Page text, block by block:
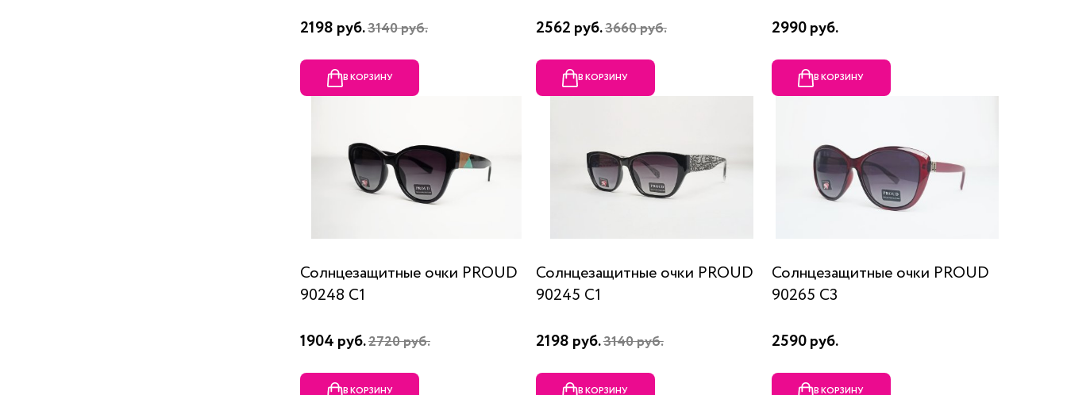
2198 руб.3140 руб.
В КОРЗИНУ
2562 руб.3660 руб.
В КОРЗИНУ
2990 руб.
В КОРЗИНУ
Солнцезащитные очки PROUD
90248 C1
1904 руб.2720 руб.
В КОРЗИНУ
Солнцезащитные очки PROUD
90245 C1
2198 руб.3140 руб.
В КОРЗИНУ
Солнцезащитные очки PROUD
90265 C3
2590 руб.
В КОРЗИНУ